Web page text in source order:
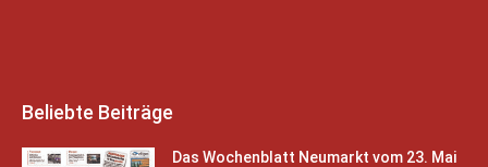
Beliebte Beiträge
Das Wochenblatt Neumarkt vom 23. Mai